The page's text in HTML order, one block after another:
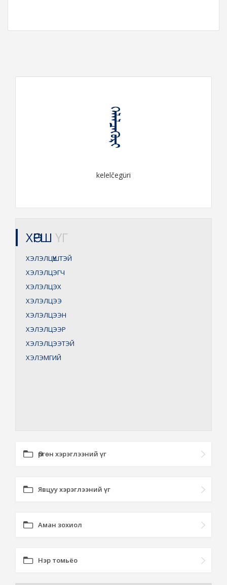
ᠬᠡᠯᠡᠯᠴᠡᠭᠦᠷᠢ
kelelčegüri
ХӨРШ ҮГ
ХЭЛЭЛЦҮҮШТЭЙ
ХЭЛЭЛЦЭГЧ
ХЭЛЭЛЦЭХ
ХЭЛЭЛЦЭЭ
ХЭЛЭЛЦЭЭН
ХЭЛЭЛЦЭЭР
ХЭЛЭЛЦЭЭТЭЙ
ХЭЛЭМГИЙ
Өргөн хэрэглээний үг
Явцуу хэрэглээний үг
Аман зохиол
Нэр томьёо